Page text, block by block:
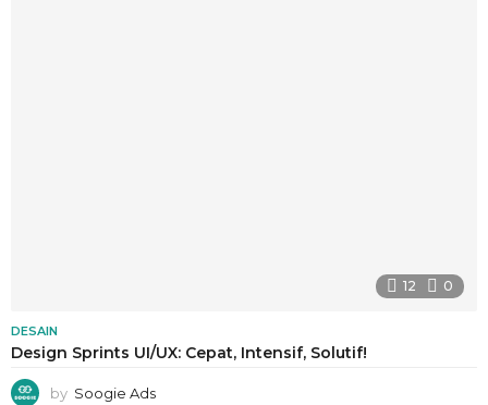
12 0
DESAIN
Design Sprints UI/UX: Cepat, Intensif, Solutif!
by Soogie Ads